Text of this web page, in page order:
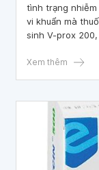
tình trạng
vi khuẩn mà
sinh V-prox
Xem thêm